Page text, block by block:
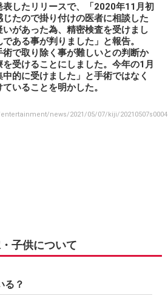
表したリリースで、「2020年11月初
たので掛り付けの医者に相談した
があった為、精密検査を受けまし
ある事が判りました」と報告。
術で取り除く事が難しいとの判断か
受けることにしました。今年の1月
的に受けました」と手術ではなく
いることを明かした。
news/2021/05/07/kiji/
子供について
る？